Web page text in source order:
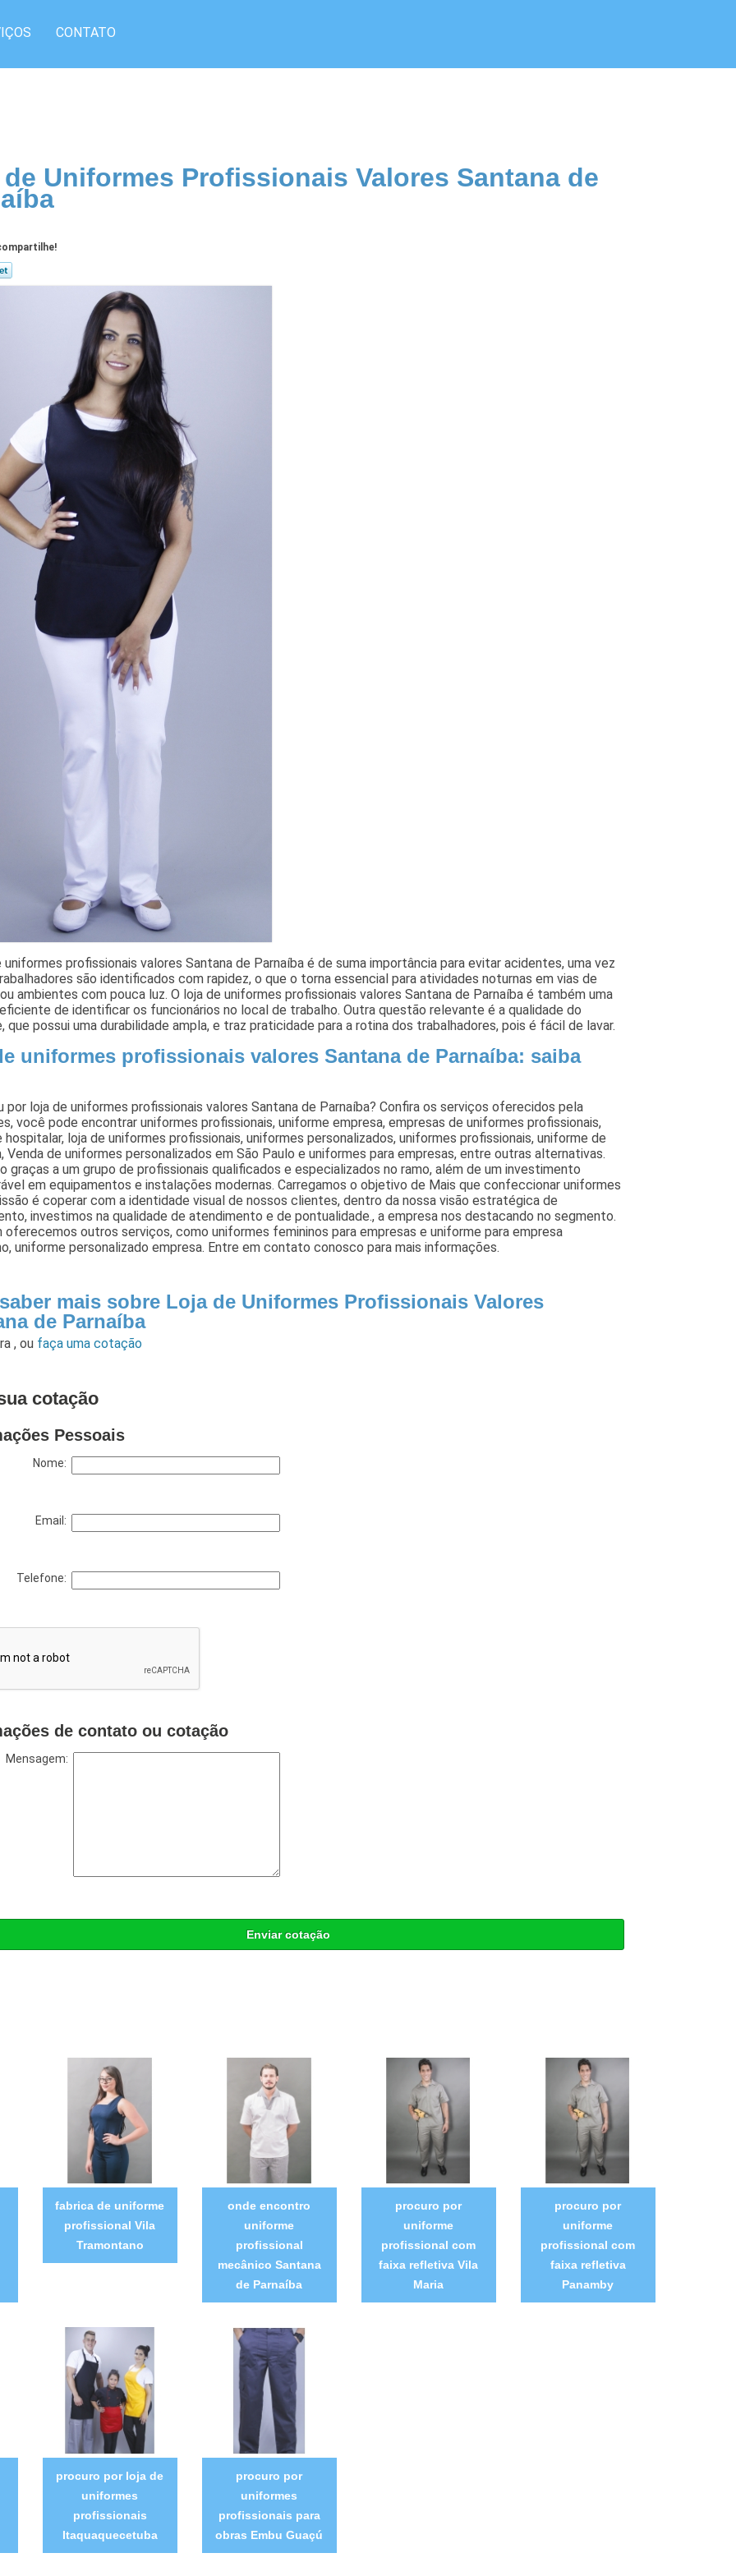
CONTATO
Uniformes Profissionais Valores Santana de
uniformes profissionais valores Santana de Parnaíba é de suma importância para evitar acidentes, uma vez
são identificados com rapidez, o que o torna essencial para atividades noturnas em vias de
ambientes com pouca luz. O loja de uniformes profissionais valores Santana de Parnaíba é também uma
de identificar os funcionários no local de trabalho. Outra questão relevante é a qualidade do
que possui uma durabilidade ampla, e traz praticidade para a rotina dos trabalhadores, pois é fácil de lavar.
uniformes profissionais valores Santana de Parnaíba: saiba
por loja de uniformes profissionais valores Santana de Parnaíba? Confira os serviços oferecidos pela
você pode encontrar uniformes profissionais, uniforme empresa, empresas de uniformes profissionais,
hospitalar, loja de uniformes profissionais, uniformes personalizados, uniformes profissionais, uniforme de
Venda de uniformes personalizados em São Paulo e uniformes para empresas, entre outras alternativas.
graças a um grupo de profissionais qualificados e especializados no ramo, além de um investimento
em equipamentos e instalações modernas. Carregamos o objetivo de Mais que confeccionar uniformes
é coperar com a identidade visual de nossos clientes, dentro da nossa visão estratégica de
investimos na qualidade de atendimento e de pontualidade., a empresa nos destacando no segmento.
oferecemos outros serviços, como uniformes femininos para empresas e uniforme para empresa
uniforme personalizado empresa. Entre em contato conosco para mais informações.
mais sobre Loja de Uniformes Profissionais Valores
de Parnaíba
,ou faça uma cotação
cotação
Pessoais
Nome:
Email:
Telefone:
de contato ou cotação
Mensagem:
Enviar cotação
fabrica de uniforme
profissional Vila
Tramontano
onde encontro
uniforme
profissional
mecânico Santana
de Parnaíba
procuro por
uniforme
profissional com
faixa refletiva Vila
Maria
procuro por
uniforme
profissional com
faixa refletiva
Panamby
procuro por loja de
uniformes
profissionais
Itaquaquecetuba
procuro por
uniformes
profissionais para
obras Embu Guaçú